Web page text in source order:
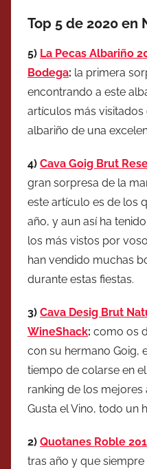
Top 5 de 2020 en
5) La Pecas Albariño
Bodega: la primera
encontrando a este
artículos más visitados
albariño de una
4) Cava Goig Brut
gran sorpresa de la
este artículo es de los
año, y aun así ha
los más vistos por
han vendido muchas
durante estas fiestas.
3) Cava Desig Brut
WineShack: como os
con su hermano Goig,
tiempo de colarse en
ranking de los
Gusta el Vino, todo un
2) Quotanes Roble
tras año y que